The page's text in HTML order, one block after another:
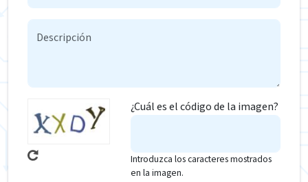
¿Cuál es el código de la imagen?
Introduzca los caracteres mostrados
en la imagen.